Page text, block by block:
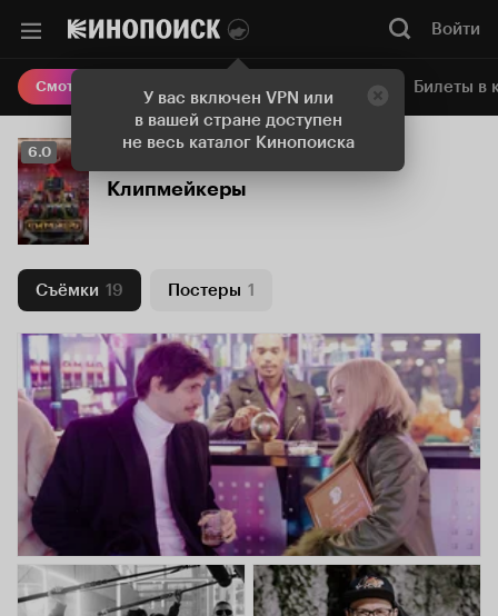
У вас включен VPN или
в вашей стране доступен
не весь каталог Кинопоиска
Войти
Смотреть кино Онлайн-кинотеатр Билеты в
Рейтинг
Кинопоиска
6.0
6.0
Клипмейкеры
Съёмки 19 Постеры 1